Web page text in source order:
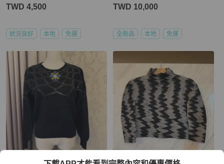
TWD 4,500
狀況良好 本地 免運
TWD 10,000
全新品 本地 免運
Issey Miyake